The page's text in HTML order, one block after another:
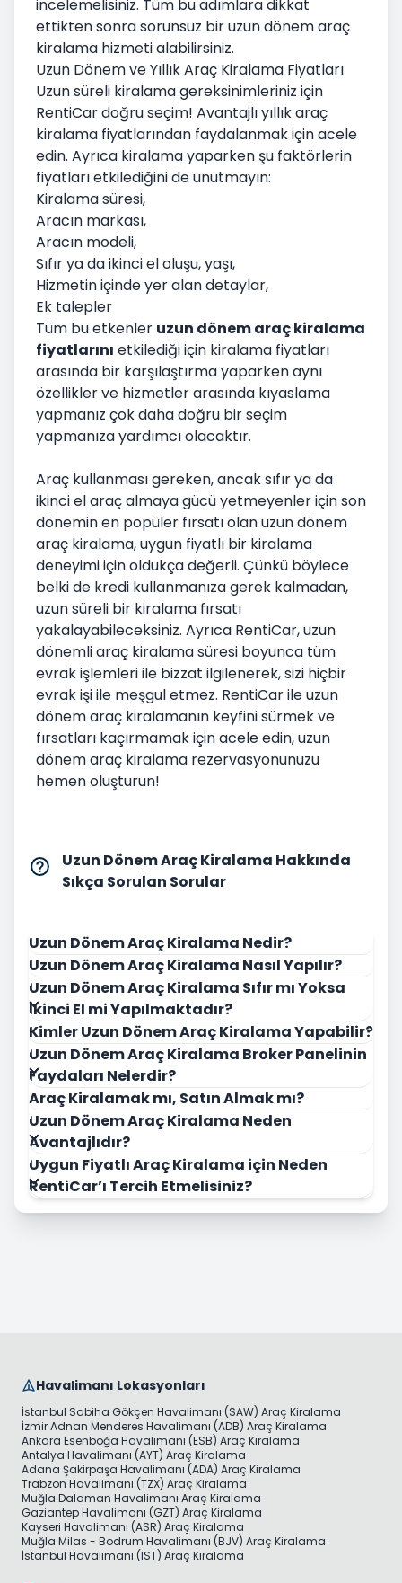
incelemelisiniz. Tüm bu adımlara dikkat
ettikten sonra sorunsuz bir uzun dönem araç
kiralama hizmeti alabilirsiniz.
Uzun Dönem ve Yıllık Araç Kiralama Fiyatları
Uzun süreli kiralama gereksinimleriniz için
RentiCar doğru seçim! Avantajlı yıllık araç
kiralama fiyatlarından faydalanmak için acele
edin. Ayrıca kiralama yaparken şu faktörlerin
fiyatları etkilediğini de unutmayın:
Kiralama süresi,
Aracın markası,
Aracın modeli,
Sıfır ya da ikinci el oluşu, yaşı,
Hizmetin içinde yer alan detaylar,
Ek talepler
Tüm bu etkenler uzun dönem araç kiralama
fiyatlarını etkilediği için kiralama fiyatları
arasında bir karşılaştırma yaparken aynı
özellikler ve hizmetler arasında kıyaslama
yapmanız çok daha doğru bir seçim
yapmanıza yardımcı olacaktır.
Araç kullanması gereken, ancak sıfır ya da
ikinci el araç almaya gücü yetmeyenler için son
dönemin en popüler fırsatı olan uzun dönem
araç kiralama, uygun fiyatlı bir kiralama
deneyimi için oldukça değerli. Çünkü böylece
belki de kredi kullanmanıza gerek kalmadan,
uzun süreli bir kiralama fırsatı
yakalayabileceksiniz. Ayrıca RentiCar, uzun
dönemli araç kiralama süresi boyunca tüm
evrak işlemleri ile bizzat ilgilenerek, sizi hiçbir
evrak işi ile meşgul etmez. RentiCar ile uzun
dönem araç kiralamanın keyfini sürmek ve
fırsatları kaçırmamak için acele edin, uzun
dönem araç kiralama rezervasyonunuzu
hemen oluşturun!
Uzun Dönem Araç Kiralama Hakkında
Sıkça Sorulan Sorular
Uzun Dönem Araç Kiralama Nedir?
Uzun Dönem Araç Kiralama Nasıl Yapılır?
Uzun Dönem Araç Kiralama Sıfır mı Yoksa
İkinci El mi Yapılmaktadır?
Kimler Uzun Dönem Araç Kiralama Yapabilir?
Uzun Dönem Araç Kiralama Broker Panelinin
Faydaları Nelerdir?
Araç Kiralamak mı, Satın Almak mı?
Uzun Dönem Araç Kiralama Neden
Avantajlıdır?
Uygun Fiyatlı Araç Kiralama için Neden
RentiCar’ı Tercih Etmelisiniz?
Havalimanı Lokasyonları
İstanbul Sabiha Gökçen Havalimanı (SAW) Araç Kiralama
İzmir Adnan Menderes Havalimanı (ADB) Araç Kiralama
Ankara Esenboğa Havalimanı (ESB) Araç Kiralama
Antalya Havalimanı (AYT) Araç Kiralama
Adana Şakirpaşa Havalimanı (ADA) Araç Kiralama
Trabzon Havalimanı (TZX) Araç Kiralama
Muğla Dalaman Havalimanı Araç Kiralama
Gaziantep Havalimanı (GZT) Araç Kiralama
Kayseri Havalimanı (ASR) Araç Kiralama
Muğla Milas - Bodrum Havalimanı (BJV) Araç Kiralama
İstanbul Havalimanı (IST) Araç Kiralama